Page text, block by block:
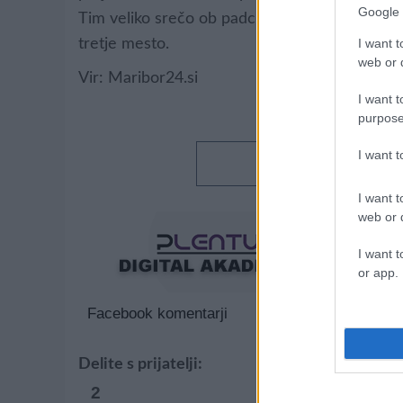
Google
I want
web or
I want
I want
I want
web or
I want
or app.
Tim veliko srečo ob padcu, saj bi se lahko
tretje mesto.
Vir: Maribor24.si
Facebook komentarji
Delite s prijatelji:
2